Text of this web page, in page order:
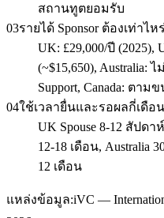
สถานทูตยอมรับ
03รายได้ Sponsor ต้องเท่าไห
UK: £29,000/ปี (2025),
(~$15,650), Australia:
Support, Canada: ตา
04ใช้เวลายื่นและรอผลกี่เดือ
UK Spouse 8-12 สัปดา
12-18 เดือน, Australia
12 เดือน
แหล่งข้อมูล:iVC —